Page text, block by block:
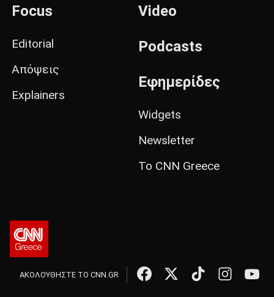
Focus
Editorial
Απόψεις
Explainers
Video
Podcasts
Εφημερίδες
Widgets
Newsletter
Το CNN Greece
ΑΚΟΛΟΥΘΗΣΤΕ ΤΟ CNN.GR